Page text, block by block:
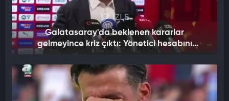
İZLE
Galatasaray'da beklenen kararlar
gelmeyince kriz çıktı: Yönetici hesabını